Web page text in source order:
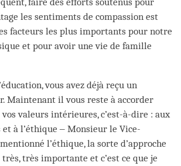
les sentiments de compassion est
facteurs les plus importants pour notre
et pour avoir une vie de famille
vous avez déjà reçu un
Maintenant il vous reste à accorder
valeurs intérieures, c’est-à-dire : aux
à l’éthique ‒ Monsieur le Vice-
l’éthique, la sorte d’approche
très importante et c’est ce que je